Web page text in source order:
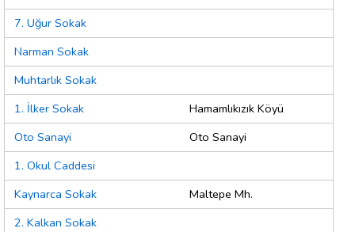
7. Uğur Sokak
Narman Sokak
Muhtarlık Sokak
1. İlker Sokak
Hamamlıkızık Köyü
Oto Sanayi
Oto Sanayi
1. Okul Caddesi
Kaynarca Sokak
Maltepe Mh.
2. Kalkan Sokak